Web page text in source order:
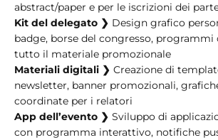
abstract/paper e per le iscrizioni dei
Kit del delegato ❯ Design grafico
badge, borse del congresso, programmi
tutto il materiale promozionale
Materiali digitali ❯ Creazione di
newsletter, banner promozionali,
coordinate per i relatori
App dell’evento ❯ Sviluppo di
con programma interattivo, notifiche